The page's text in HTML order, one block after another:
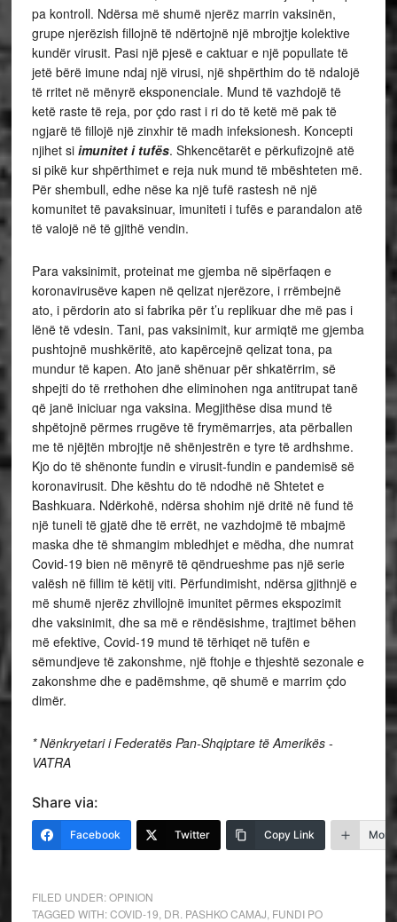
pa kontroll. Ndërsa më shumë njerëz marrin vaksinën,
grupe njerëzish fillojnë të ndërtojnë një mbrojtje kolektive
kundër virusit. Pasi një pjesë e caktuar e një popullate të
jetë bërë imune ndaj një virusi, një shpërthim do të ndalojë
të rritet në mënyrë eksponenciale. Mund të vazhdojë të
ketë raste të reja, por çdo rast i ri do të ketë më pak të
ngjarë të fillojë një zinxhir të madh infeksionesh. Koncepti
njihet si imunitet i tufës. Shkencëtarët e përkufizojnë atë
si pikë kur shpërthimet e reja nuk mund të mbështeten më.
Për shembull, edhe nëse ka një tufë rastesh në një
komunitet të pavaksinuar, imuniteti i tufës e parandalon atë
të valojë në të gjithë vendin.
Para vaksinimit, proteinat me gjemba në sipërfaqen e
koronavirusëve kapen në qelizat njerëzore, i rrëmbejnë
ato, i përdorin ato si fabrika për t’u replikuar dhe më pas i
lënë të vdesin. Tani, pas vaksinimit, kur armiqtë me gjemba
pushtojnë mushkëritë, ato kapërcejnë qelizat tona, pa
mundur të kapen. Ato janë shënuar për shkatërrim, së
shpejti do të rrethohen dhe eliminohen nga antitrupat tanë
që janë iniciuar nga vaksina. Megjithëse disa mund të
shpëtojnë përmes rrugëve të frymëmarrjes, ata përballen
me të njëjtën mbrojtje në shënjestrën e tyre të ardhshme.
Kjo do të shënonte fundin e virusit-fundin e pandemisë së
koronavirusit. Dhe kështu do të ndodhë në Shtetet e
Bashkuara. Ndërkohë, ndërsa shohim një dritë në fund të
një tuneli të gjatë dhe të errët, ne vazhdojmë të mbajmë
maska ​​dhe të shmangim mbledhjet e mëdha, dhe numrat
Covid-19 bien në mënyrë të qëndrueshme pas një serie
valësh në fillim të këtij viti. Përfundimisht, ndërsa gjithnjë e
më shumë njerëz zhvillojnë imunitet përmes ekspozimit
dhe vaksinimit, dhe sa më e rëndësishme, trajtimet bëhen
më efektive, Covid-19 mund të tërhiqet në tufën e
sëmundjeve të zakonshme, një ftohje e thjeshtë sezonale e
zakonshme dhe e padëmshme, që shumë e marrim çdo
dimër.
* Nënkryetari i Federatës Pan-Shqiptare të Amerikës -
VATRA
Share via:
Facebook Twitter Copy Link More
FILED UNDER:OPINION
TAGGED WITH:COVID-19 DR. PASHKO CAMAJ FUNDI PO